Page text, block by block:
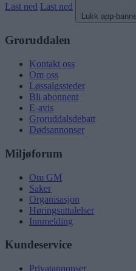
Last ned Last ned
Lukk app-
Groruddalen
Kontakt oss
Om oss
Løssalgssteder
Bli abonnent
E-avis
Groruddalsdebatt
Dødsannonser
Miljøforum
Om GM
Saker
Organisasjon
Høringsuttalelser
Innmelding
Kundeservice
Privatannonser